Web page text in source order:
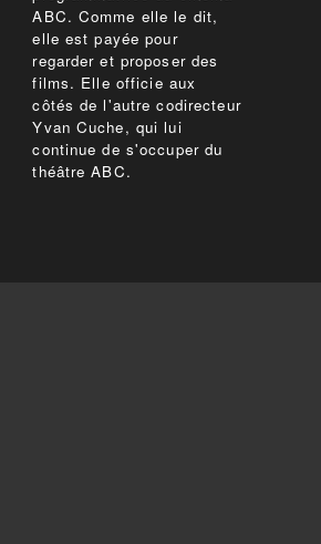
ABC. Comme elle le dit,
elle est payée pour
regarder et proposer des
films. Elle officie aux
côtés de l'autre codirecteur
Yvan Cuche, qui lui
continue de s'occuper du
théâtre ABC.